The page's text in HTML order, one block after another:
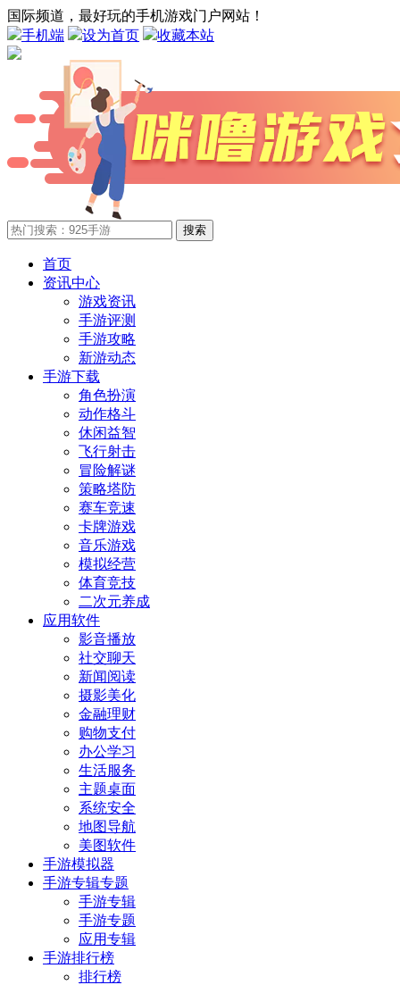
国际频道，最好玩的手机游戏门户网站！
手机端
设为首页 收藏本站
搜索
首页
资讯中心
游戏资讯
手游评测
手游攻略
新游动态
手游下载
角色扮演
动作格斗
休闲益智
飞行射击
冒险解谜
策略塔防
赛车竞速
卡牌游戏
音乐游戏
模拟经营
体育竞技
二次元养成
应用软件
影音播放
社交聊天
新闻阅读
摄影美化
金融理财
购物支付
办公学习
生活服务
主题桌面
系统安全
地图导航
美图软件
手游模拟器
手游专辑专题
手游专辑
手游专题
应用专辑
手游排行榜
排行榜